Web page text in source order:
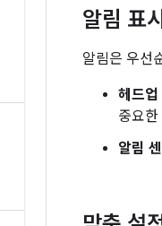
알림 표
알림은 우선
헤드
중요
알림